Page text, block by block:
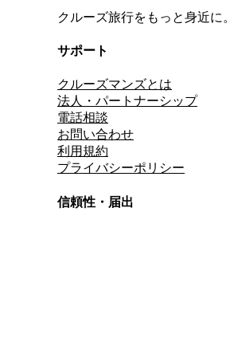
クルーズ旅行をもっと身近に。
サポート
クルーズマンズとは
法人・パートナーシップ
電話相談
お問い合わせ
利用規約
プライバシーポリシー
信頼性・届出